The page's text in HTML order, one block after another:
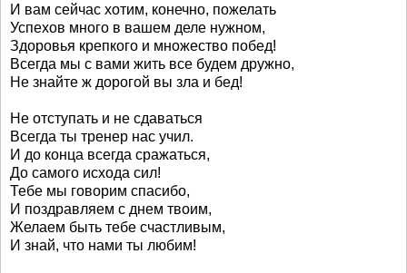
И вам сейчас хотим, конечно, пожелать
Успехов много в вашем деле нужном,
Здоровья крепкого и множество побед!
Всегда мы с вами жить все будем дружно,
Не знайте ж дорогой вы зла и бед!
Не отступать и не сдаваться
Всегда ты тренер нас учил.
И до конца всегда сражаться,
До самого исхода сил!
Тебе мы говорим спасибо,
И поздравляем с днем твоим,
Желаем быть тебе счастливым,
И знай, что нами ты любим!